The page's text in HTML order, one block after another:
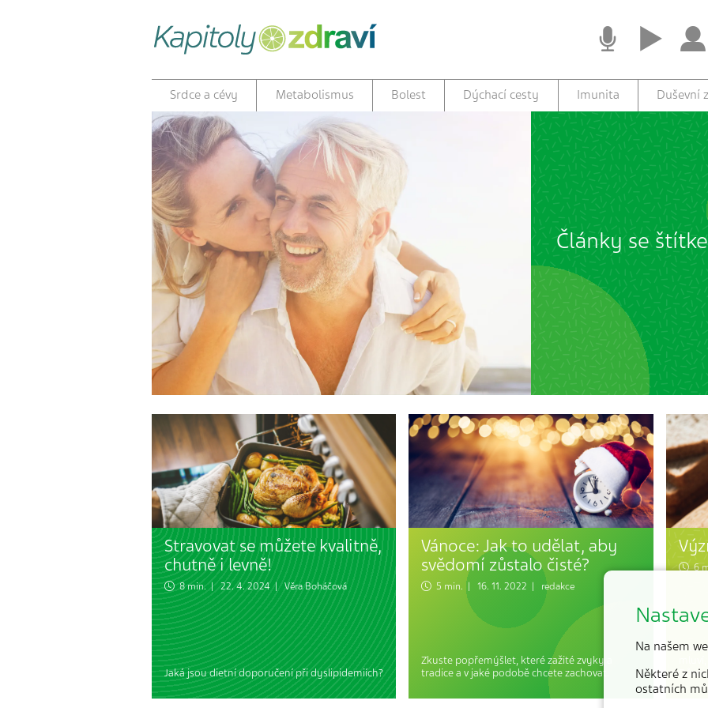
Srdce a cévy Metabolismus Bolest Dýchací cesty Imunita Duševní
Články se
Stravovat se můžete kvalitně,
chutně i levně!
8 min. | 22. 4. 2024 |Věra Boháčová
Jaká jsou dietní doporučení při dyslipidemiích?
Vánoce: Jak to udělat, aby
svědomí zůstalo čisté?
5 min. | 16. 11. 2022 | redakce
Zkuste popřemýšlet, které zažité zvyky a
tradice a v jaké podobě chcete zachovat.
6
O
Na našem
Některé z
ostatních